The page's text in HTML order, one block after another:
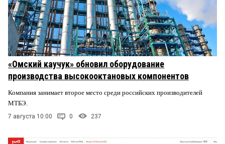
«Омский каучук» обновил оборудование
производства высокооктановых компонентов
Компания занимает второе место среди российских производителей
МТБЭ.
7 августа 10:00 0 237